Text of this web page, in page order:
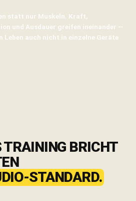
statt nur Muskeln. Kraft,
und Ausdauer greifen ineinander —
Leben auch nicht in einzelne Geräte
TRAINING BRICHT
STANDARD.